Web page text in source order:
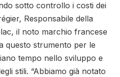
sotto controllo i costi dei
Responsabile della
il noto marchio francese
questo strumento per le
tempo nello sviluppo e
stili. “Abbiamo già notato